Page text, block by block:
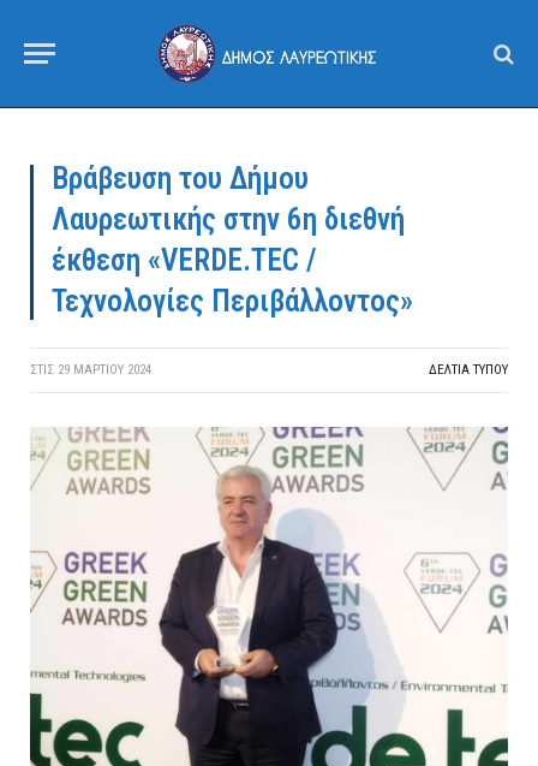
Βράβευση του Δήμου
Λαυρεωτικής στην 6η διεθνή
έκθεση «VERDE.TEC /
Τεχνολογίες Περιβάλλοντος»
ΣΤΙΣ 29 ΜΑΡΤΊΟΥ 2024 ΔΕΛΤΙΑ ΤΥΠΟΥ